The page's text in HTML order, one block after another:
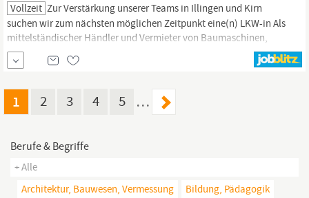
Vollzeit Zur Verstärkung unserer Teams in Illingen und Kirn
suchen wir zum nächsten möglichen Zeitpunkt eine(n) LKW-in Als
mittelständischer Händler und Vermieter von Baumaschinen,
Kränen, Baugeräten sowie Baumaterial sind wir seit über 40
Jahren überregional in
und im Saarland tätig. An
1 2 3 4 5 …
Berufe & Begriffe
+ Alle
Architektur, Bauwesen, Vermessung
Bildung, Pädagogik